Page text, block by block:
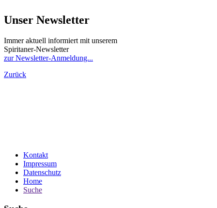
Unser Newsletter
Immer aktuell informiert mit unserem
Spiritaner-Newsletter
zur Newsletter-Anmeldung...
Zurück
Kontakt
Impressum
Datenschutz
Home
Suche